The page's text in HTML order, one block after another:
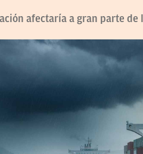
afectaría a gran parte